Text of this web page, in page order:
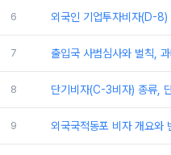
6 외국인 기업투자비자(D-8)
7 출입국 사범심사와 벌칙,
8 단기비자(C-3비자) 종류,
9 외국국적동포 비자 개요